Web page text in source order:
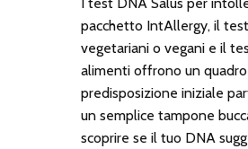
pacchetto IntAllergy, il
vegetariani o vegani e il
alimenti offrono un
predisposizione iniziale
un semplice tampone
scoprire se il tuo DNA